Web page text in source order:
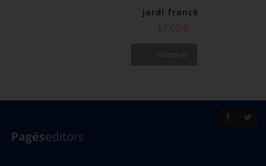
Jardí francès
17,00 €